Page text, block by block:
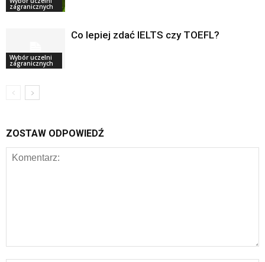
zagranicznych
Wybór uczelni
zagranicznych
Co lepiej zdać IELTS czy TOEFL?
ZOSTAW ODPOWIEDŹ